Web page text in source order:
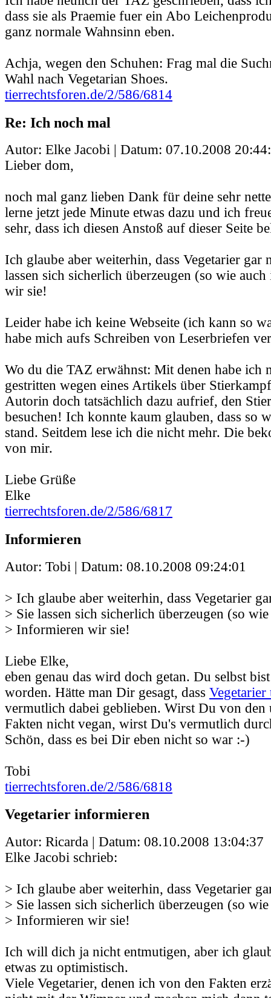
dass sie als Praemie fuer ein Abo
ganz normale Wahnsinn eben.
Achja, wegen den Schuhen: Frag mal die
Wahl nach Vegetarian Shoes.
tierrechtsforen.de/2/586/6814
Re: Ich noch mal
Autor: Elke Jacobi | Datum: 07.10.2008
Lieber dom,
noch mal ganz lieben Dank für deine sehr
lerne jetzt jede Minute etwas dazu und ich
sehr, dass ich diesen Anstoß auf dieser Seite
Ich glaube aber weiterhin, dass Vegetarier gar
lassen sich sicherlich überzeugen (so wie
wir sie!
Leider habe ich keine Webseite (ich kann so
habe mich aufs Schreiben von Leserbriefen
Wo du die TAZ erwähnst: Mit denen habe ich
gestritten wegen eines Artikels über
Autorin doch tatsächlich dazu aufrief, den
besuchen! Ich konnte kaum glauben, dass so
stand. Seitdem lese ich die nicht mehr. Die
von mir.
Liebe Grüße
Elke
tierrechtsforen.de/2/586/6817
Informieren
Autor: Tobi | Datum: 08.10.2008 09:24:01
> Ich glaube aber weiterhin, dass Vegetarier
> Sie lassen sich sicherlich überzeugen (so
> Informieren wir sie!
Liebe Elke,
eben genau das wird doch getan. Du selbst
worden. Hätte man Dir gesagt, dass
vermutlich dabei geblieben. Wirst Du von den
Fakten nicht vegan, wirst Du's vermutlich
Schön, dass es bei Dir eben nicht so war :-)
Tobi
tierrechtsforen.de/2/586/6818
Vegetarier informieren
Autor: Ricarda | Datum: 08.10.2008 13:04:37
Elke Jacobi schrieb:
> Ich glaube aber weiterhin, dass Vegetarier
> Sie lassen sich sicherlich überzeugen (so
> Informieren wir sie!
Ich will dich ja nicht entmutigen, aber ich
etwas zu optimistisch.
Viele Vegetarier, denen ich von den Fakten